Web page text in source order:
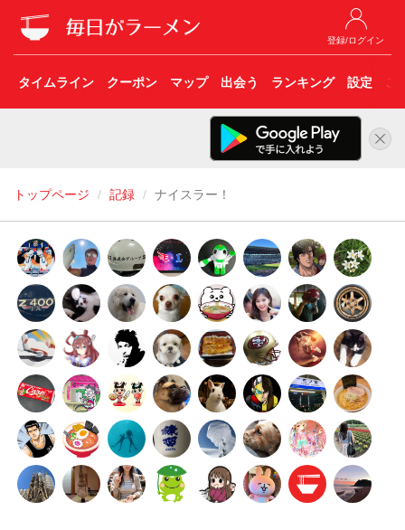
登録/ログイン
タイムライン クーポン マップ 出会う ランキング 設定 こ
トップページ 記録 ナイスラー！